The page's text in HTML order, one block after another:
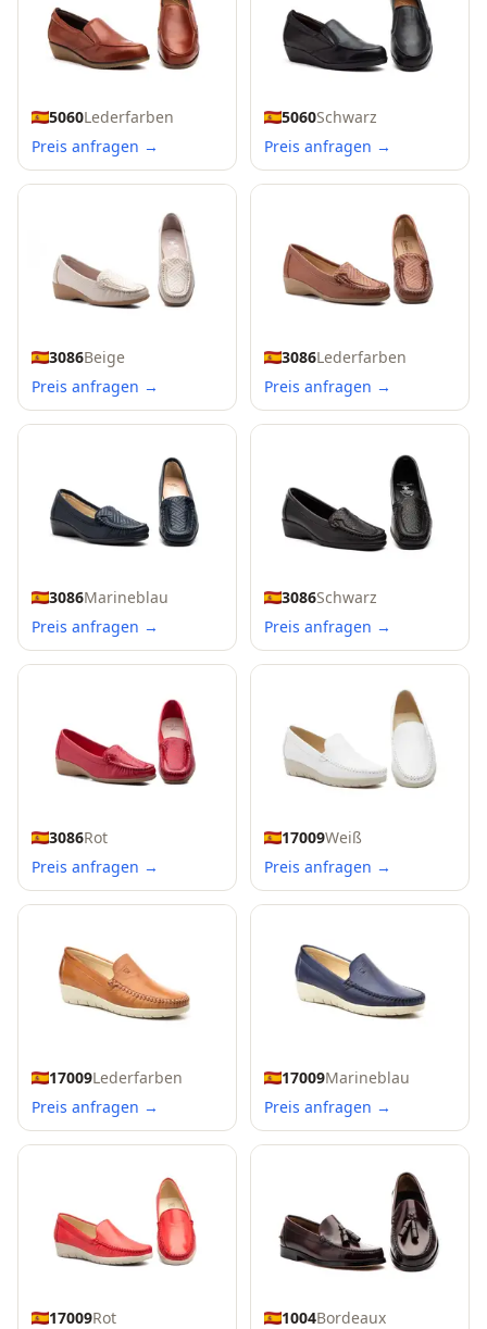
5060Lederfarben
Preis anfragen →
5060Schwarz
Preis anfragen →
3086Beige
Preis anfragen →
3086Lederfarben
Preis anfragen →
3086Marineblau
Preis anfragen →
3086Schwarz
Preis anfragen →
3086Rot
Preis anfragen →
17009Weiß
Preis anfragen →
17009Lederfarben
Preis anfragen →
17009Marineblau
Preis anfragen →
17009Rot
1004Bordeaux